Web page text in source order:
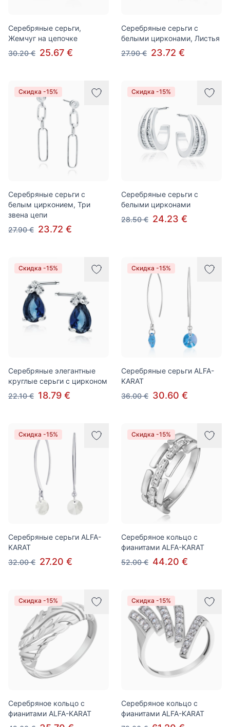
Серебряные серьги,
Жемчуг на цепочке
30.20 € 25.67 €
Серебряные серьги с
белыми цирконами, Листья
27.90 € 23.72 €
Скидка -15%
Серебряные серьги с
белым цирконием, Три
звена цепи
27.90 € 23.72 €
Скидка -15%
Серебряные серьги с
белыми цирконами
28.50 € 24.23 €
Скидка -15%
Серебряные элегантные
круглые серьги с цирконом
22.10 € 18.79 €
Скидка -15%
Серебряные серьги ALFA-
KARAT
36.00 € 30.60 €
Скидка -15%
Серебряные серьги ALFA-
KARAT
32.00 € 27.20 €
Скидка -15%
Серебряное кольцо с
фианитами ALFA-KARAT
52.00 € 44.20 €
Скидка -15%
Серебряное кольцо с
фианитами ALFA-KARAT
Скидка -15%
Серебряное кольцо с
фианитами ALFA-KARAT